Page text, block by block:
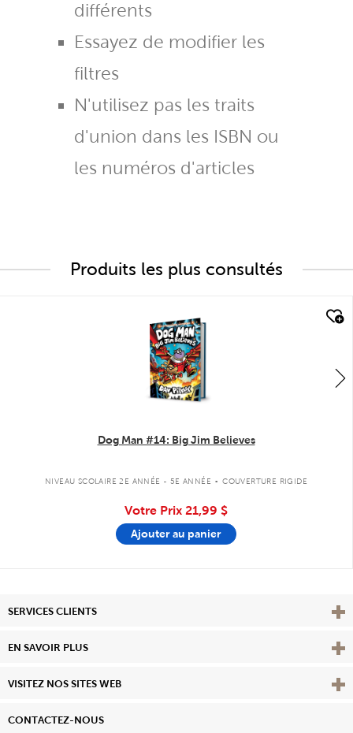
différents
Essayez de modifier les
filtres
N'utilisez pas les traits
d'union dans les ISBN ou
les numéros d'articles
Produits les plus consultés
Dog Man #14: Big Jim Believes
NIVEAU SCOLAIRE 2E ANNÉE - 5E ANNÉE . COUVERTURE RIGIDE
Votre Prix 21,99 $
Ajouter au panier
SERVICES CLIENTS
EN SAVOIR PLUS View
VISITEZ NOS SITES WEB
CONTACTEZ-NOUS